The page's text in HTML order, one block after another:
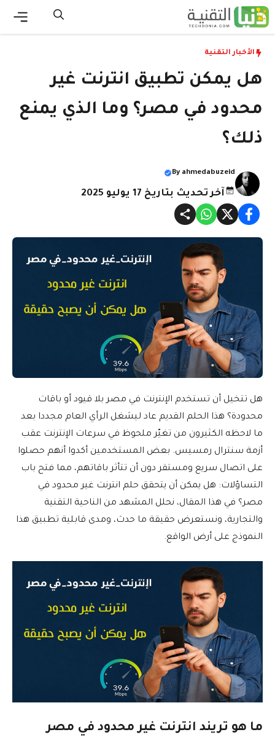
انتقل
إلى
الأخبار التقنية
هل يمكن تطبيق انترنت غير
محدود في مصر؟ وما الذي يمنع
ذلك؟
By ahmedabuzeid
آخر تحديث بتاريخ 17 يوليو 2025
هل تتخيل أن تستخدم الإنترنت في مصر بلا قيود أو باقات
محدودة؟ هذا الحلم القديم عاد ليشغل الرأي العام مجددا بعد
ما لاحظه الكثيرون من تغيّر ملحوظ في سرعات الإنترنت عقب
أزمة سنترال رمسيس. بعض المستخدمين أكدوا أنهم حصلوا
على اتصال سريع ومستقر دون أن تتأثر باقاتهم، مما فتح باب
التساؤلات: هل يمكن أن يتحقق حلم انترنت غير محدود في
مصر؟ في هذا المقال، نحلل المشهد من الناحية التقنية
والتجارية، ونستعرض حقيقة ما حدث، ومدى قابلية تطبيق هذا
النموذج على أرض الواقع.
ما هو تريند انترنت غير محدود في مصر